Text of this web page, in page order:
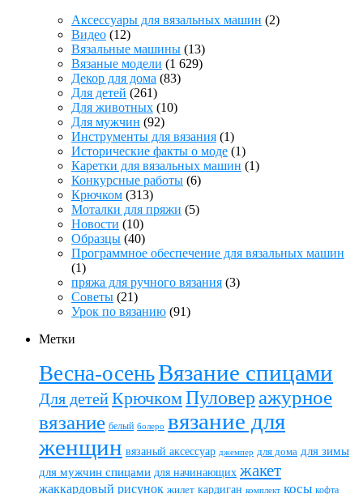
Аксессуары для вязальных машин (2)
Видео (12)
Вязальные машины (13)
Вязаные модели (1 629)
Декор для дома (83)
Для детей (261)
Для животных (10)
Для мужчин (92)
Инструменты для вязания (1)
Исторические факты о моде (1)
Каретки для вязальных машин (1)
Конкурсные работы (6)
Крючком (313)
Моталки для пряжи (5)
Новости (10)
Образцы (40)
Программное обеспечение для вязальных машин
(1)
пряжа для ручного вязания (3)
Советы (21)
Урок по вязанию (91)
Метки
Весна-осеньВязание спицами
Для детейКрючкомПуловер ажурное
вязание белый болеро вязание для
женщин вязаный аксессуар джемпер для дома для зимы
для мужчин спицами для начинающих жакет
жаккардовый рисунок жилет кардиган комплект косы кофта